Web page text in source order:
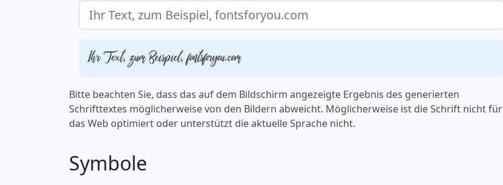
Ihr Text, zum Beispiel, fontsforyou.com
Bitte beachten Sie, dass das auf dem Bildschirm angezeigte Ergebnis des generierten
Schrifttextes möglicherweise von den Bildern abweicht. Möglicherweise ist die Schrift nicht für
das Web optimiert oder unterstützt die aktuelle Sprache nicht.
Symbole